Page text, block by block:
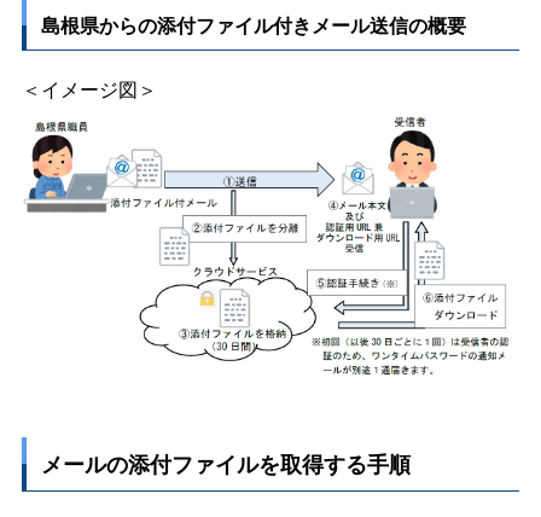
島根県からの添付ファイル付きメール送信の概要
＜イメージ図＞
メールの添付ファイルを取得する手順